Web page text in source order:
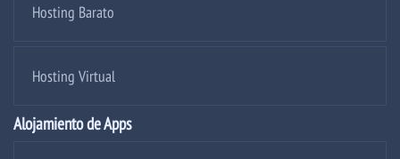
Hosting Barato
Hosting Virtual
Alojamiento de Apps